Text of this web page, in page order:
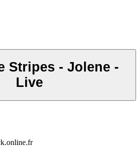
Stripes - Jolene -
Live